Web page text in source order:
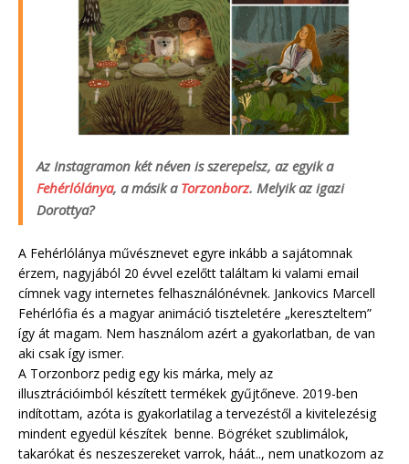
Az Instagramon két néven is szerepelsz, az egyik a
Fehérlólánya, a másik aTorzonborz. Melyik az igazi
Dorottya?
A Fehérlólánya művésznevet egyre inkább a sajátomnak
érzem, nagyjából 20 évvel ezelőtt találtam ki valami email
címnek vagy internetes felhasználónévnek. Jankovics Marcell
Fehérlófia és a magyar animáció tiszteletére „kereszteltem”
így át magam. Nem használom azért a gyakorlatban, de van
aki csak így ismer.
A Torzonborz pedig egy kis márka, mely az
illusztrációimból készített termékek gyűjtőneve. 2019-ben
indítottam, azóta is gyakorlatilag a tervezéstől a kivitelezésig
mindent egyedül készítek benne. Bögréket szublimálok,
takarókat és neszeszereket varrok, háát.., nem unatkozom az